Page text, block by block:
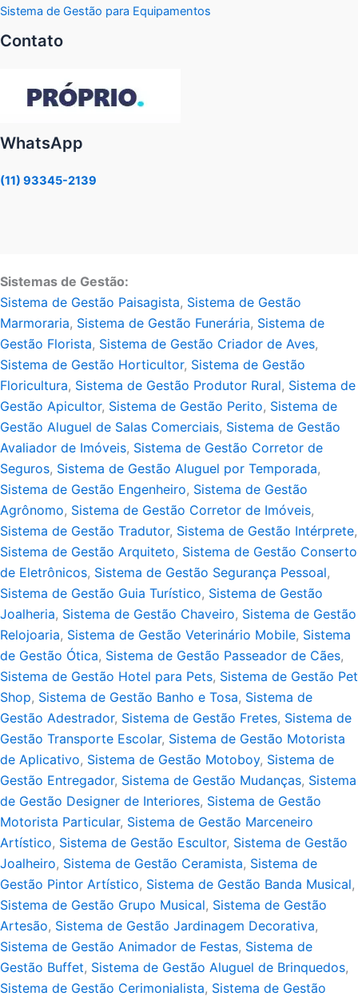
Sistema de Gestão para Equipamentos
Contato
WhatsApp
(11) 93345-2139
Sistemas de Gestão:
Sistema de Gestão Paisagista, Sistema de Gestão
Marmoraria, Sistema de Gestão Funerária, Sistema de
Gestão Florista, Sistema de Gestão Criador de Aves,
Sistema de Gestão Horticultor, Sistema de Gestão
Floricultura, Sistema de Gestão Produtor Rural, Sistema de
Gestão Apicultor, Sistema de Gestão Perito, Sistema de
Gestão Aluguel de Salas Comerciais, Sistema de Gestão
Avaliador de Imóveis, Sistema de Gestão Corretor de
Seguros, Sistema de Gestão Aluguel por Temporada,
Sistema de Gestão Engenheiro, Sistema de Gestão
Agrônomo, Sistema de Gestão Corretor de Imóveis,
Sistema de Gestão Tradutor, Sistema de Gestão Intérprete,
Sistema de Gestão Arquiteto, Sistema de Gestão Conserto
de Eletrônicos, Sistema de Gestão Segurança Pessoal,
Sistema de Gestão Guia Turístico, Sistema de Gestão
Joalheria, Sistema de Gestão Chaveiro, Sistema de Gestão
Relojoaria, Sistema de Gestão Veterinário Mobile, Sistema
de Gestão Ótica, Sistema de Gestão Passeador de Cães,
Sistema de Gestão Hotel para Pets, Sistema de Gestão Pet
Shop, Sistema de Gestão Banho e Tosa, Sistema de
Gestão Adestrador, Sistema de Gestão Fretes, Sistema de
Gestão Transporte Escolar, Sistema de Gestão Motorista
de Aplicativo, Sistema de Gestão Motoboy, Sistema de
Gestão Entregador, Sistema de Gestão Mudanças, Sistema
de Gestão Designer de Interiores, Sistema de Gestão
Motorista Particular, Sistema de Gestão Marceneiro
Artístico, Sistema de Gestão Escultor, Sistema de Gestão
Joalheiro, Sistema de Gestão Ceramista, Sistema de
Gestão Pintor Artístico, Sistema de Gestão Banda Musical,
Sistema de Gestão Grupo Musical, Sistema de Gestão
Artesão, Sistema de Gestão Jardinagem Decorativa,
Sistema de Gestão Animador de Festas, Sistema de
Gestão Buffet, Sistema de Gestão Aluguel de Brinquedos,
Sistema de Gestão Cerimonialista, Sistema de Gestão